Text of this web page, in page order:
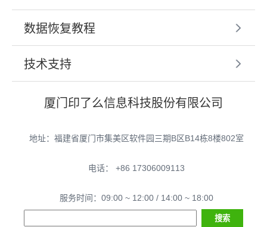
数据恢复教程
技术支持
厦门印了么信息科技股份有限公司
地址：福建省厦门市集美区软件园三期B区B14栋8楼802室
电话： +86 17306009113
服务时间：09:00 ~ 12:00 / 14:00 ~ 18:00